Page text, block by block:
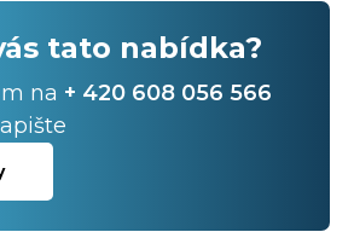
tato nabídka?
na + 420 608 056 566